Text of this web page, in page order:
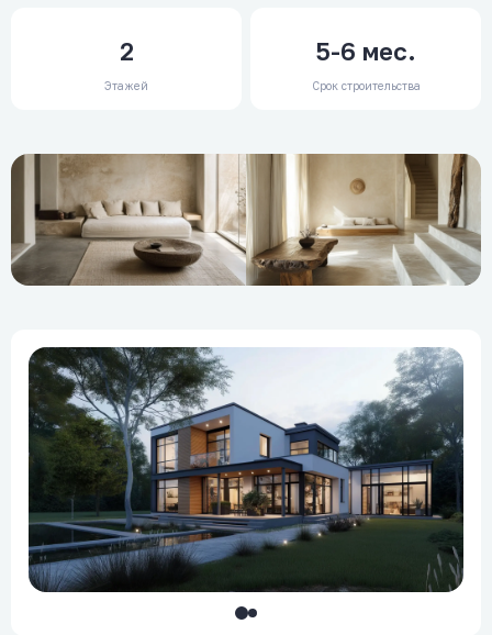
2
Этажей
5-6 мес.
Срок строительства